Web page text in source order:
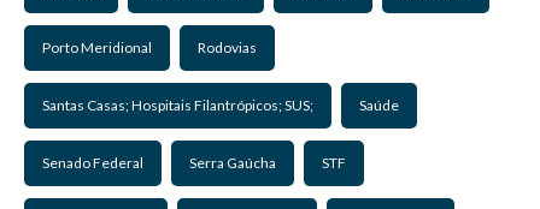
Porto Meridional Rodovias
Santas Casas; Hospitais Filantrópicos; SUS; Saúde
Senado Federal Serra Gaúcha STF